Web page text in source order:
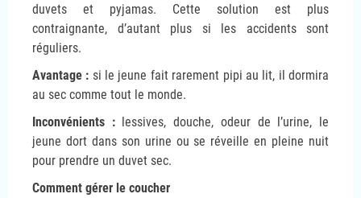
duvets et pyjamas. Cette solution est plus
contraignante, d’autant plus si les accidents sont
réguliers.
Avantage : si le jeune fait rarement pipi au lit, il dormira
au sec comme tout le monde.
Inconvénients :lessives, douche, odeur de l’urine, le
jeune dort dans son urine ou se réveille en pleine nuit
pour prendre un duvet sec.
Comment gérer le coucher